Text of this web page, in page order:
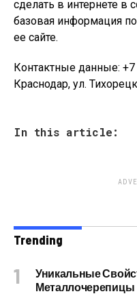
сделать в интернете
базовая информация
ее сайте.
Контактные данные: +7
Краснодар, ул.
In this article:
Trending
Уникальные
Металлочерепицы